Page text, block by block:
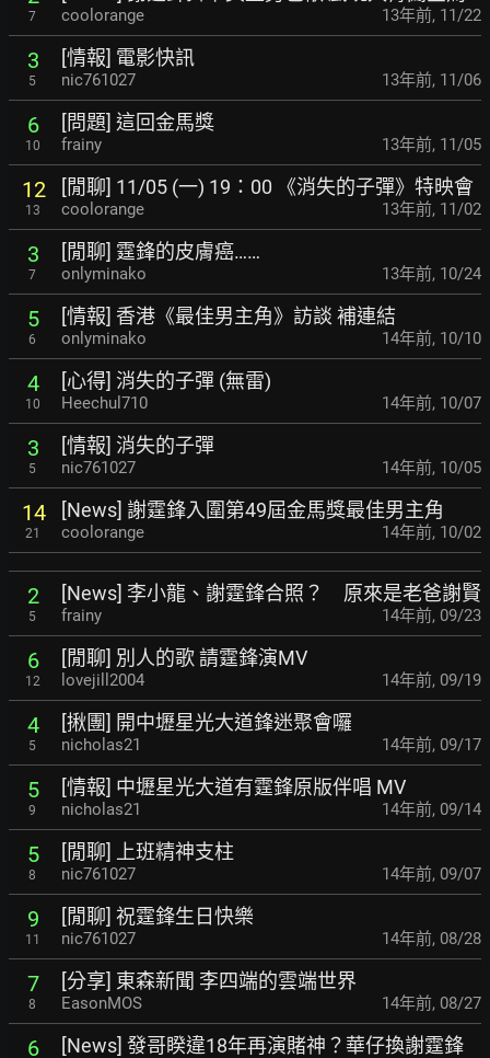
7 coolorange 13年前, 11/22
3
5
[情報] 電影快訊
nic761027 13年前, 11/06
6
10
[問題] 這回金馬獎
frainy 13年前, 11/05
12
13
[閒聊] 11/05 (一) 19：00 《消失的子彈》特映會
coolorange 13年前, 11/02
3
7
[閒聊] 霆鋒的皮膚癌……
onlyminako 13年前, 10/24
5
6
[情報] 香港《最佳男主角》訪談 補連結
onlyminako 14年前, 10/10
4
10
[心得] 消失的子彈 (無雷)
Heechul710 14年前, 10/07
3
5
[情報] 消失的子彈
nic761027 14年前, 10/05
14
21
[News] 謝霆鋒入圍第49屆金馬獎最佳男主角
coolorange 14年前, 10/02
2
5
[News] 李小龍、謝霆鋒合照？ 原來是老爸謝賢
frainy 14年前, 09/23
6
12
[閒聊] 別人的歌 請霆鋒演MV
lovejill2004 14年前, 09/19
4
5
[揪團] 開中壢星光大道鋒迷聚會囉
nicholas21 14年前, 09/17
5
9
[情報] 中壢星光大道有霆鋒原版伴唱 MV
nicholas21 14年前, 09/14
5
8
[閒聊] 上班精神支柱
nic761027 14年前, 09/07
9
11
[閒聊] 祝霆鋒生日快樂
nic761027 14年前, 08/28
7
8
[分享] 東森新聞 李四端的雲端世界
EasonMOS 14年前, 08/27
6 [News] 發哥睽違18年再演賭神？華仔換謝霆鋒